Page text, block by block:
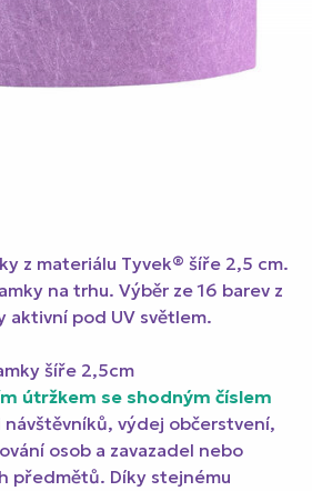
z materiálu Tyvek® šíře 2,5 cm.
na trhu. Výběr ze 16 barev z
aktivní pod UV světlem.
šíře 2,5cm
útržkem se shodným číslem
výdej občerstvení,
osob a zavazadel nebo
předmětů. Díky stejnému